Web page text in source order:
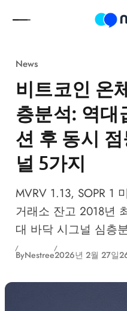
News
비트코인 온
층분석: 역대
션 후 동시
널 5가지
MVRV 1.13, SOPR 1
거래소 잔고 2018년
대 바닥 시그널 심층
ByNestree2026년 2월 27일